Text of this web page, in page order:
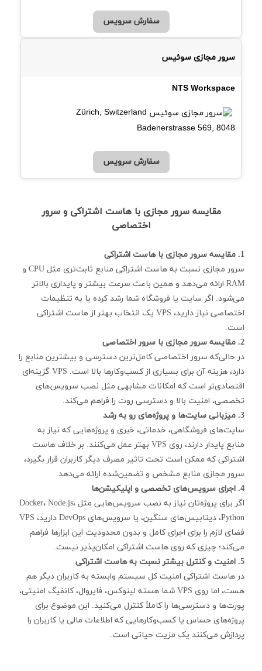
سفارش سرویس
سرور مجازی سوئیس
NTS Workspace
Badenerstrasse 569, 8048
سفارش سرویس
مقایسه سرور مجازی با هاست اشتراکی و سرور
اختصاصی
1. مقایسه سرور مجازی با هاست اشتراکی
سرور مجازی نسبت به هاست اشتراکی منابع ثابت‌تری مثل CPU و
RAM ارائه می‌دهد و همین باعث سرعت بیشتر و پایداری بالاتر
می‌شود. اگر سایت یا فروشگاه شما رشد کرده یا به تنظیمات
اختصاصی نیاز دارید، VPS یک انتخاب بهتر از هاست اشتراکی
است.
2. مقایسه سرور مجازی با سرور اختصاصی
در حالی‌که سرور اختصاصی کامل‌ترین دسترسی و بیشترین منابع را
دارد، هزینه آن برای بسیاری از کسب‌وکارها بالا است. VPS گزینه‌ای
اقتصادی‌تر است که امکانات مشابهی مثل نصب سرویس‌های
تخصصی، امنیت بالا و دسترسی روت را فراهم می‌کند.
3. میزبانی سایت‌ها و پروژه‌های رو به رشد
سایت‌های فروشگاهی، خدماتی، خبری و پروژه‌هایی که نیاز به
منابع پایدار دارند، روی VPS بهتر عمل می‌کنند. بر خلاف هاست
اشتراکی که ممکن است تحت تاثیر مصرف دیگر کاربران قرار بگیرد،
سرور مجازی منابع مشخص و تضمین‌شده ارائه می‌دهد.
4. اجرای سرویس‌های تخصصی و اپلیکیشن‌ها
اگر برای پروژه‌تان نیاز به نصب سرویس‌هایی مثل Docker، Node.js،
Python، دیتابیس‌های سنگین، یا سرویس‌های DevOps دارید، VPS
فضای لازم را برای اجرای کامل و بدون محدودیت این ابزارها فراهم
می‌کند؛ چیزی که روی هاست اشتراکی امکان‌پذیر نیست.
5. امنیت و کنترل بیشتر نسبت به هاست اشتراکی
در هاست اشتراکی امنیت کل سیستم وابسته به کاربران دیگر هم
هست، اما روی VPS شما هسته لینوکس، فایروال، کانفیگ امنیتی،
پورت‌ها و دسترسی‌ها را کاملاً کنترل می‌کنید. این موضوع برای
پروژه‌های حساس یا کسب‌وکارهایی که اطلاعات مالی یا کاربران را
پردازش می‌کنند یک مزیت حیاتی است.